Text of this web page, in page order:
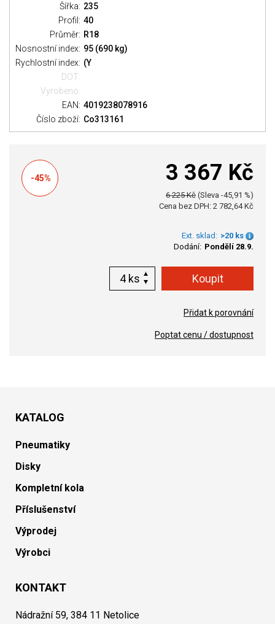
Šířka: 235
Profil: 40
Průměr: R18
Nosnostní index: 95 (690 kg)
Rychlostní index: (Y
DOT:
Vyrobeno:
EAN: 4019238078916
Číslo zboží: Co313161
-45% 3 367 Kč
6 225 Kč (Sleva -45,91 %)
Cena bez DPH: 2 782,64 Kč
Ext. sklad: >20 ks
Dodání: Pondělí 28.9.
ks
Přidat k porovnání
Poptat cenu / dostupnost
KATALOG
Pneumatiky
Disky
Kompletní kola
Příslušenství
Výprodej
Výrobci
KONTAKT
Nádražní 59, 384 11 Netolice